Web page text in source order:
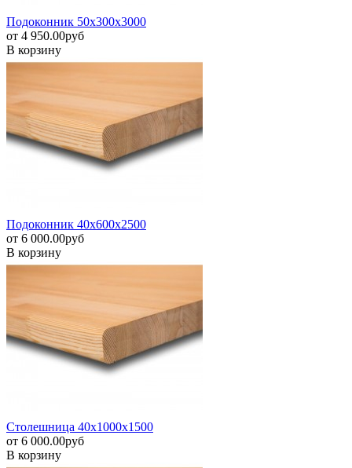
Подоконник 50х300х3000
от 4 950.00pуб
В корзину
Подоконник 40х600х2500
от 6 000.00pуб
В корзину
Столешница 40х1000х1500
от 6 000.00pуб
В корзину